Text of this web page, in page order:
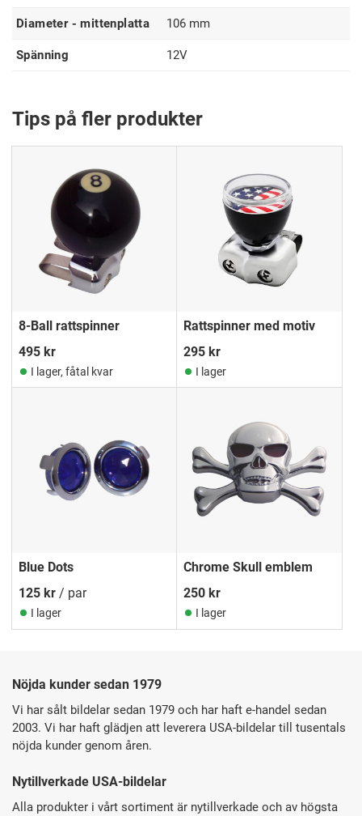
Diameter - mittenplatta 106 mm
Spänning 12V
Tips på fler produkter
8-Ball rattspinner
495 kr
I lager, fåtal kvar
Rattspinner med motiv
295 kr
I lager
Blue Dots
125 kr / par
I lager
Chrome Skull emblem
250 kr
I lager
Nöjda kunder sedan 1979
Vi har sålt bildelar sedan 1979 och har haft e-handel sedan
2003. Vi har haft glädjen att leverera USA-bildelar till tusentals
nöjda kunder genom åren.
Nytillverkade USA-bildelar
Alla produkter i vårt sortiment är nytillverkade och av högsta